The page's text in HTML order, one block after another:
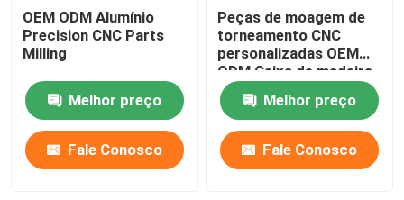
OEM ODM Alumínio
Precision CNC Parts
Milling
Melhor preço
Fale Conosco
Peças de moagem de
torneamento CNC
personalizadas OEM
ODM Caixa de madeira
Melhor preço
Fale Conosco